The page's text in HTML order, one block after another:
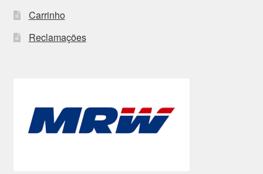
Carrinho
Reclamações